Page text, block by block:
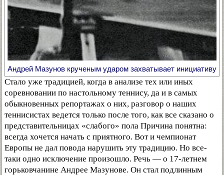
Андрей Мазунов крученым ударом захватывает инициативу
Стало уже традицией, когда в анализе тех или иных
соревновании по настольному теннису, да и в самых
обыкновенных репортажах о них, разговор о наших
теннисистах ведется только после того, как все сказано о
представительницах «слабого» пола Причина понятна:
всегда хочется начать с приятного. Вот и чемпионат
Европы не дал повода нарушить эту традицию. Но все-
таки одно исключение произошло. Речь — о 17-летнем
горьковчанине Андрее Мазунове. Он стал подлинным